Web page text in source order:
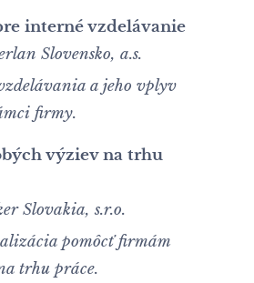
interné vzdelávanie
Slovensko, a.s.
a jeho vplyv
firmy.
výziev na trhu
Slovakia, s.r.o.
pomôcť firmám
trhu práce.